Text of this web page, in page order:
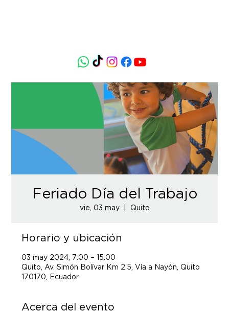
Feriado Día del Trabajo
vie, 03 may
  |
Quito
Horario y ubicación
03 may 2024, 7:00 – 15:00
Quito, Av. Simón Bolívar Km 2.5, Vía a Nayón, Quito
170170, Ecuador
Acerca del evento